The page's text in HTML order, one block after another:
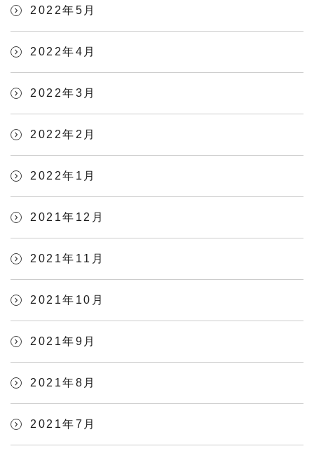
2022年5月
2022年4月
2022年3月
2022年2月
2022年1月
2021年12月
2021年11月
2021年10月
2021年9月
2021年8月
2021年7月